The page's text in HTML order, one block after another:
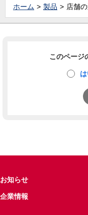
ホーム 製品 店舗
このページ
お知らせ
企業情報